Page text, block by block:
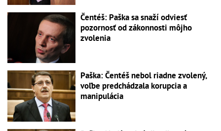
Čentéš: Paška sa snaží odviesť
pozornosť od zákonnosti môjho
zvolenia
Paška: Čentéš nebol riadne zvolený,
voľbe predchádzala korupcia a
manipulácia